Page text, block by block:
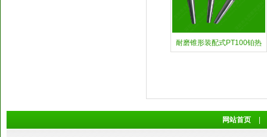
耐磨锥形装配式PT100铂热
网站首页